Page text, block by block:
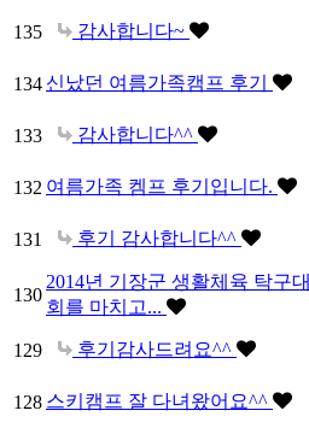
135 감사합니다~
134 신났던 여름가족캠프 후기
133
감사합니다^^
132 여름가족 켐프 후기입니다.
131
후기 감사합니다^^
130
2014년 기장군 생활체육 탁구대
회를 마치고...
129 후기감사드려요^^
128 스키캠프 잘 다녀왔어요^^